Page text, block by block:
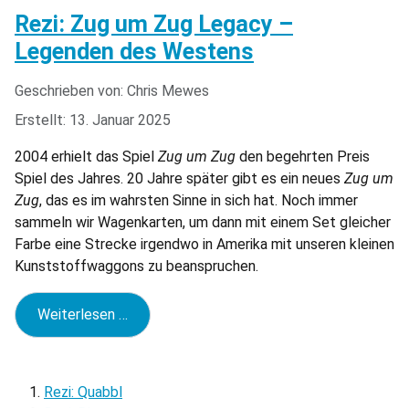
Rezi: Zug um Zug Legacy –
Legenden des Westens
Geschrieben von: Chris Mewes
Erstellt: 13. Januar 2025
2004 erhielt das Spiel Zug um Zug den begehrten Preis
Spiel des Jahres. 20 Jahre später gibt es ein neues Zug um
Zug, das es im wahrsten Sinne in sich hat. Noch immer
sammeln wir Wagenkarten, um dann mit einem Set gleicher
Farbe eine Strecke irgendwo in Amerika mit unseren kleinen
Kunststoffwaggons zu beanspruchen.
Weiterlesen …
Rezi: Quabbl